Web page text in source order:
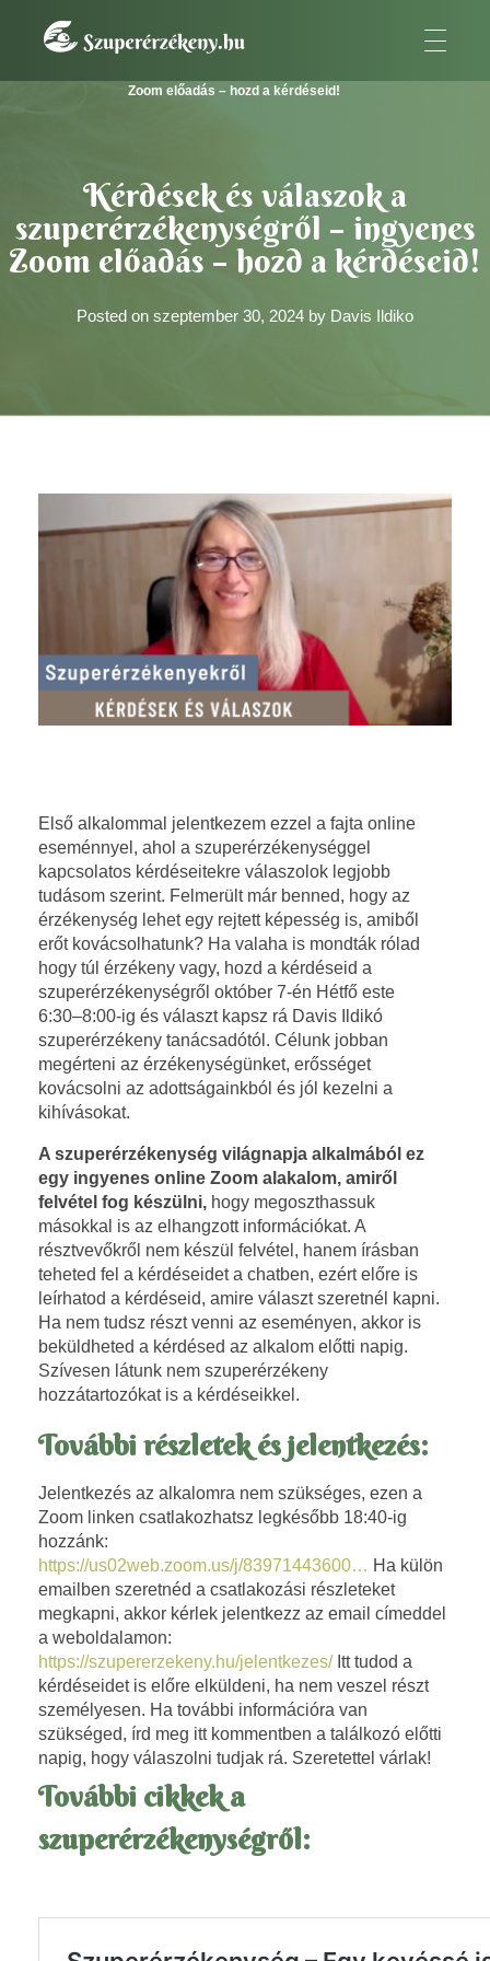
Zoom előadás – hozd a kérdéseid!
Kérdések és válaszok a
szuperérzékenységről – ingyenes
Zoom előadás – hozd a kérdéseid!
Posted on szeptember 30, 2024 by Davis Ildiko
K
é
r
d
é
s
e
é
s
v
á
l
a
s
z
o
k
a
s
z
u
r
Első alkalommal jelentkezem ezzel a fajta online
eseménnyel, ahol a szuperérzékenységgel
kapcsolatos kérdéseitekre válaszolok legjobb
tudásom szerint. Felmerült már benned, hogy az
érzékenység lehet egy rejtett képesség is, amiből
erőt kovácsolhatunk? Ha valaha is mondták rólad
hogy túl érzékeny vagy, hozd a kérdéseid a
szuperérzékenységről október 7-én Hétfő este
6:30–8:00-ig és választ kapsz rá Davis Ildikó
szuperérzékeny tanácsadótól. Célunk jobban
megérteni az érzékenységünket, erősséget
kovácsolni az adottságainkból és jól kezelni a
kihívásokat.
A szuperérzékenység világnapja alkalmából ez
egy ingyenes online Zoom alakalom, amiről
felvétel fog készülni, hogy megoszthassuk
másokkal is az elhangzott információkat. A
résztvevőkről nem készül felvétel, hanem írásban
teheted fel a kérdéseidet a chatben, ezért előre is
leírhatod a kérdéseid, amire választ szeretnél kapni.
Ha nem tudsz részt venni az eseményen, akkor is
beküldheted a kérdésed az alkalom előtti napig.
Szívesen látunk nem szuperérzékeny
hozzátartozókat is a kérdéseikkel.
További részletek és jelentkezés:
Jelentkezés az alkalomra nem szükséges, ezen a
Zoom linken csatlakozhatsz legkésőbb 18:40-ig
hozzánk:
https://us02web.zoom.us/j/83971443600… Ha külön
emailben szeretnéd a csatlakozási részleteket
megkapni, akkor kérlek jelentkezz az email címeddel
a weboldalamon:
https://szupererzekeny.hu/jelentkezes/Itt tudod a
kérdéseidet is előre elküldeni, ha nem veszel részt
személyesen. Ha további információra van
szükséged, írd meg itt kommentben a találkozó előtti
napig, hogy válaszolni tudjak rá. Szeretettel várlak!
További cikkek a
szuperérzékenységről: